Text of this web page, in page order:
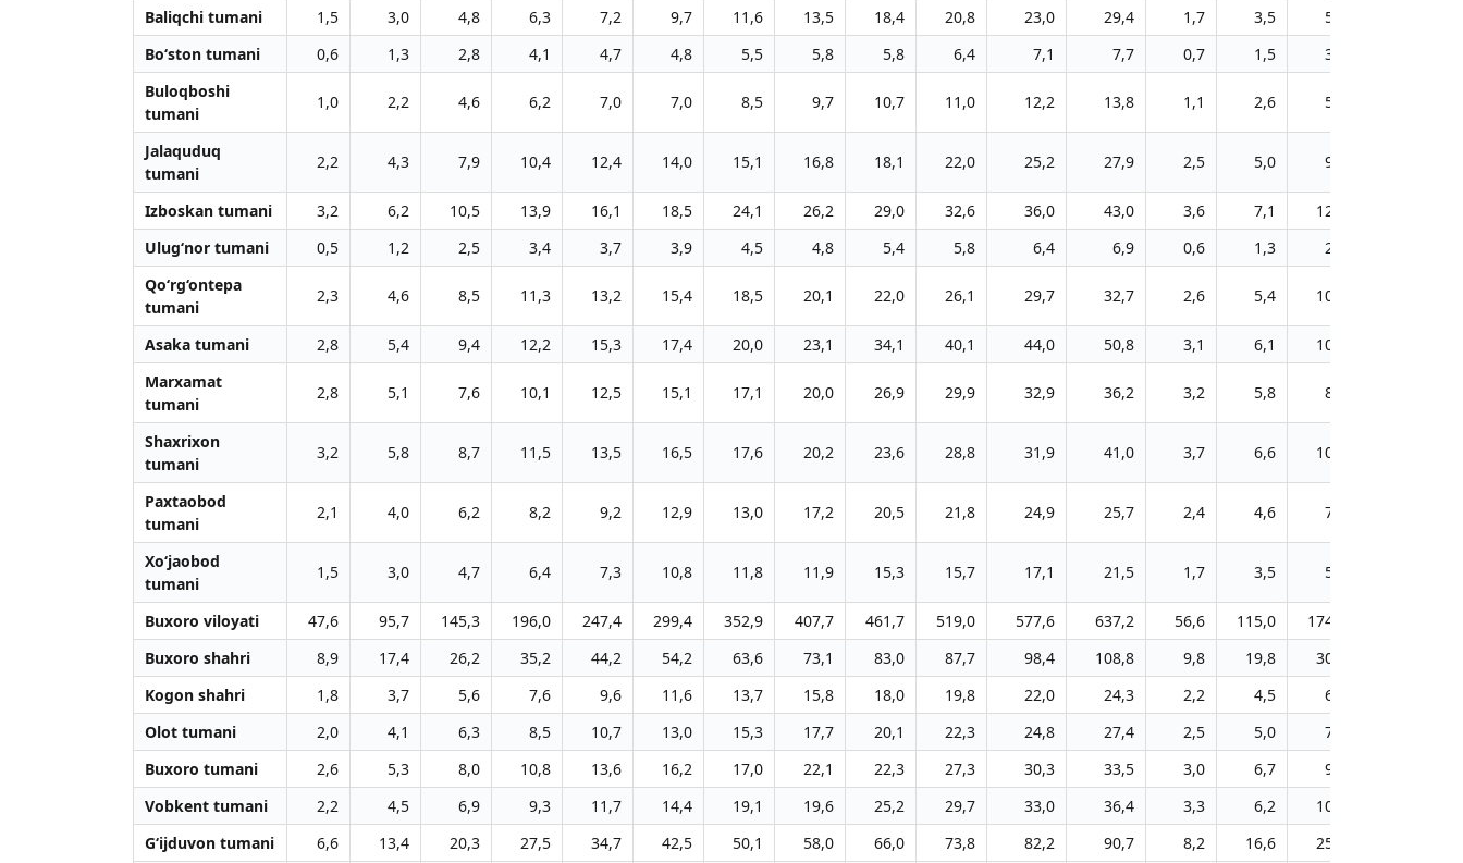
Baliqchi tumani
1,5 3,0 4,8 6,3 7,2 9,7 11,6 13,5 18,4 20,8 23,0 29,4 1,7 3,5 5,5
Bo‘ston tumani
0,6 1,3 2,8 4,1 4,7 4,8 5,5 5,8 5,8 6,4 7,1 7,7 0,7 1,5 3,2
Buloqboshi
tumani
1,0 2,2 4,6 6,2 7,0 7,0 8,5 9,7 10,7 11,0 12,2 13,8 1,1 2,6 5,3
Jalaquduq
tumani
2,2 4,3 7,9 10,4 12,4 14,0 15,1 16,8 18,1 22,0 25,2 27,9 2,5 5,0 9,3
Izboskan tumani 3,2 6,2 10,5 13,9 16,1 18,5 24,1 26,2 29,0 32,6 36,0 43,0 3,6 7,1 12,1
Ulug‘nor tumani
0,5 1,2 2,5 3,4 3,7 3,9 4,5 4,8 5,4 5,8 6,4 6,9 0,6 1,3 2,8
Qo‘rg‘ontepa
tumani
2,3 4,6 8,5 11,3 13,2 15,4 18,5 20,1 22,0 26,1 29,7 32,7 2,6 5,4 10,0
Asaka tumani 2,8 5,4 9,4 12,2 15,3 17,4 20,0 23,1 34,1 40,1 44,0 50,8 3,1 6,1 10,8
Marxamat
tumani
2,8 5,1 7,6 10,1 12,5 15,1 17,1 20,0 26,9 29,9 32,9 36,2 3,2 5,8 8,7
Shaxrixon
tumani
3,2 5,8 8,7 11,5 13,5 16,5 17,6 20,2 23,6 28,8 31,9 41,0 3,7 6,6 10,3
Paxtaobod
tumani
2,1 4,0 6,2 8,2 9,2 12,9 13,0 17,2 20,5 21,8 24,9 25,7 2,4 4,6 7,2
Xo‘jaobod
tumani
1,5 3,0 4,7 6,4 7,3 10,8 11,8 11,9 15,3 15,7 17,1 21,5 1,7 3,5 5,5
Buxoro viloyati 47,6 95,7 145,3 196,0 247,4 299,4 352,9 407,7 461,7 519,0 577,6 637,2 56,6 115,0 174,9
Buxoro shahri
8,9 17,4 26,2 35,2 44,2 54,2 63,6 73,1 83,0 87,7 98,4 108,8 9,8 19,8 30,2
Kogon shahri
1,8 3,7 5,6 7,6 9,6 11,6 13,7 15,8 18,0 19,8 22,0 24,3 2,2 4,5 6,8
Olot tumani
2,0 4,1 6,3 8,5 10,7 13,0 15,3 17,7 20,1 22,3 24,8 27,4 2,5 5,0 7,7
Buxoro tumani
2,6 5,3 8,0 10,8 13,6 16,2 17,0 22,1 22,3 27,3 30,3 33,5 3,0 6,7 9,4
Vobkent tumani
2,2 4,5 6,9 9,3 11,7 14,4 19,1 19,6 25,2 29,7 33,0 36,4 3,3 6,2 10,2
G‘ijduvon tumani
6,6 13,4 20,3 27,5 34,7 42,5 50,1 58,0 66,0 73,8 82,2 90,7 8,2 16,6 25,2